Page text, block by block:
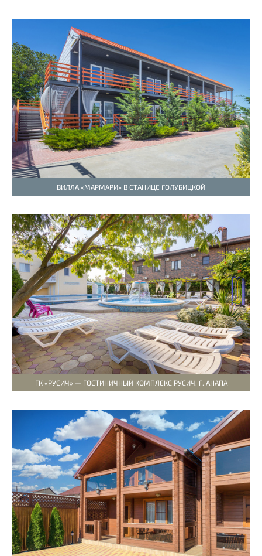
ВИЛЛА «МАРМАРИ» В СТАНИЦЕ ГОЛУБИЦКОЙ
ГК «РУСИЧ» — ГОСТИНИЧНЫЙ КОМПЛЕКС РУСИЧ. Г. АНАПА